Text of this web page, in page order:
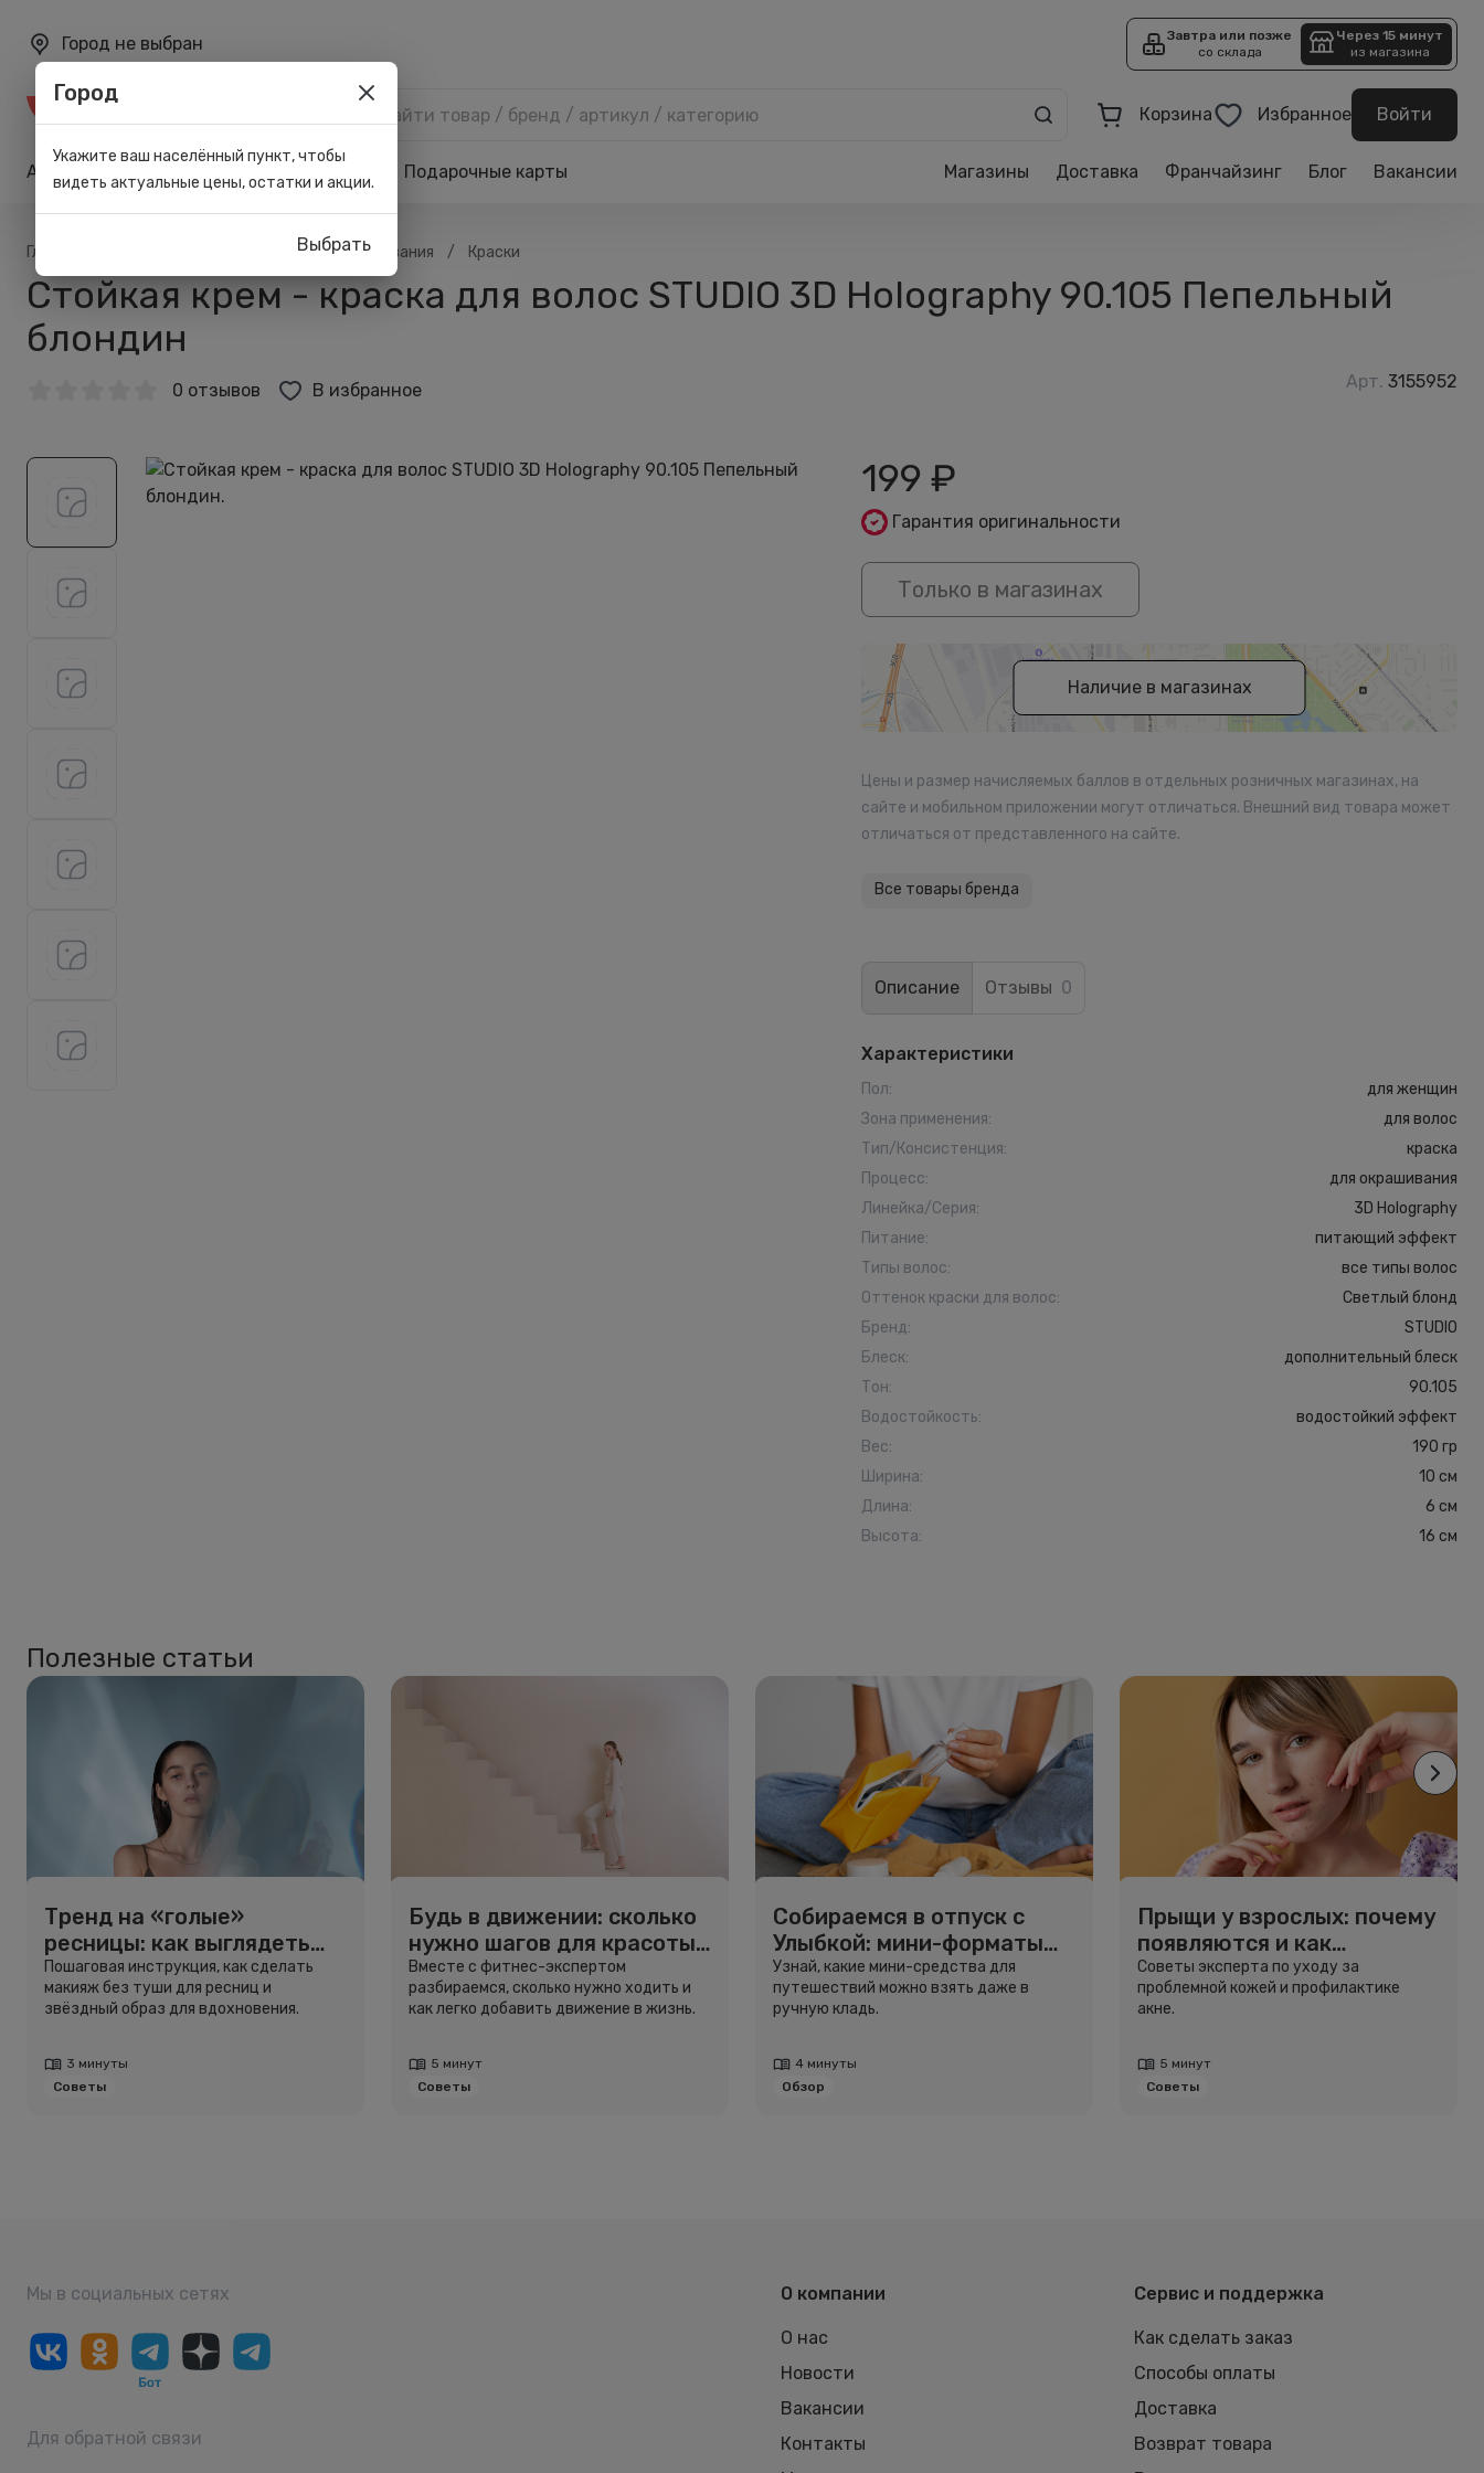
Город не выбран
Завтра или позже
со склада
Через 15 минут
из магазина
Корзина Избранное Войти
Акции Карта лояльности Подарочные карты Магазины Доставка Франчайзинг Блог Вакансии
Главная Для окрашивания / Краски
Стойкая крем - краска для волос STUDIO 3D Holography 90.105 Пепельный
блондин
0 отзывов В избранное Арт. 3155952
199 ₽
Гарантия оригинальности
Только в магазинах
Наличие в магазинах
Цены и размер начисляемых баллов в отдельных розничных магазинах, на
сайте и мобильном приложении могут отличаться. Внешний вид товара может
отличаться от представленного на сайте.
Все товары бренда
Описание Отзывы 0
Характеристики
Пол:
для женщин
Зона применения:
для волос
Тип/Консистенция:
краска
Процесс:
для окрашивания
Линейка/Серия:
3D Holography
Питание:
питающий эффект
Типы волос:
все типы волос
Оттенок краски для волос:
Светлый блонд
Бренд:
STUDIO
Блеск:
дополнительный блеск
Тон:
90.105
Водостойкость:
водостойкий эффект
Вес:
190 гр
Ширина:
10 см
Длина:
6 см
Высота: 16 см
Полезные статьи
Тренд на «голые»
ресницы: как выглядеть
свежо, не используя тушь
Пошаговая инструкция, как сделать
макияж без туши для ресниц и
звёздный образ для вдохновения.
3 минуты
Советы
Будь в движении: сколько
нужно шагов для красоты
и здоровья
Вместе с фитнес-экспертом
разбираемся, сколько нужно ходить и
как легко добавить движение в жизнь.
5 минут
Советы
Собираемся в отпуск с
Улыбкой: мини-форматы
для путешествий
Узнай, какие мини-средства для
путешествий можно взять даже в
ручную кладь.
4 минуты
Обзор
Прыщи у взрослых: почему
появляются и как
избавиться
Советы эксперта по уходу за
проблемной кожей и профилактике
акне.
5 минут
Советы
Мы в социальных сетях
Для обратной связи
О компании
О нас
Новости
Вакансии
Контакты
Сервис и поддержка
Как сделать заказ
Способы оплаты
Доставка
Возврат товара
Город
Укажите ваш населённый пункт, чтобы
видеть актуальные цены, остатки и акции.
Выбрать